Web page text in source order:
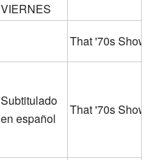
VIERNES
That '70s Show
Subtitulado
en español
That '70s Show